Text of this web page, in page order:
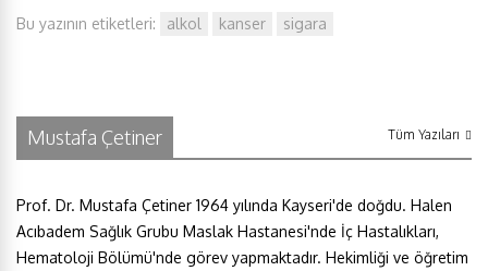
c
b
o
i
t
r
n
I
a
p
a
Bu yazının etiketleri: alkol kanser sigara
Mustafa Çetiner Tüm Yazıları
Prof. Dr. Mustafa Çetiner 1964 yılında Kayseri'de doğdu. Halen
Acıbadem Sağlık Grubu Maslak Hastanesi'nde İç Hastalıkları,
Hematoloji Bölümü'nde görev yapmaktadır. Hekimliği ve öğretim